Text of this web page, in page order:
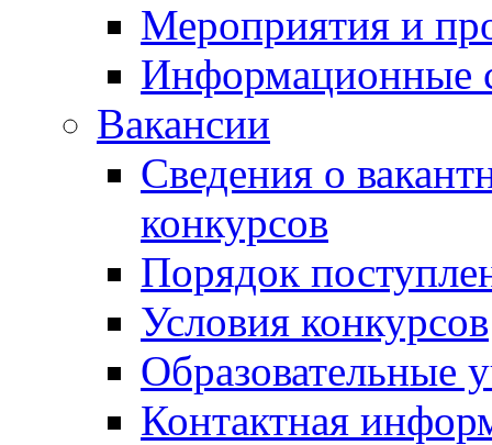
Мероприятия и
Информационные
Вакансии
Сведения о
конкурсов
Порядок
Условия конкурсов
Образовательные
Контактная